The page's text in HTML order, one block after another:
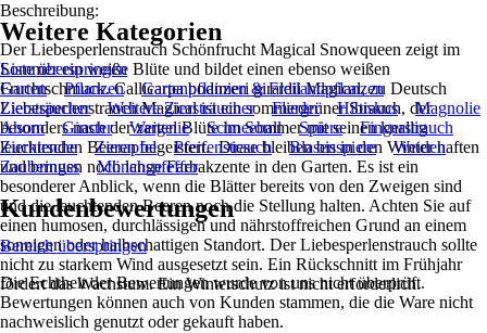
Beschreibung:
Der Liebesperlenstrauch Schönfrucht Magical Snowqueen zeigt im
Sommer ein weiße Blüte und bildet einen ebenso weißen
Fruchtschmuck. Callicarpa bodinieri giraldii Magical, zu Deutsch
Liebesperlenstrauch Magical ist ein sommergrüner Strauch, der
besonders nach der zarten Blüte im Sommer mit seinen knallig
leuchtenden Beeren begeistert. Diese bleiben bis in den Winter haften
und bringen noch lange Farbakzente in den Garten. Es ist ein
besonderer Anblick, wenn die Blätter bereits von den Zweigen sind
und die leuchtenden Beeren noch die Stellung halten. Achten Sie auf
einen humosen, durchlässigen und nährstoffreichen Grund an einem
sonnigen oder halbschattigen Standort. Der Liebesperlenstrauch sollte
nicht zu starkem Wind ausgesetzt sein. Ein Rückschnitt im Frühjahr
fördert das Wachstum. Ein Winterschutz ist nicht erforderlich.
Weitere Kategorien
Liste überspringen
Garten
Pflanzen
Gartenpflanzen & Freilandpflanzen
Ziersträucher
Weitere Ziersträucher Flieder Hibiskus
Magnolie
Ahorn
Ginster Weigelie Schneeball Spiere
Fingerstrauch
Zierkirsche
Zierapfel Pfeifenstrauch Blasenspiere
Weiden
Zaubernuss
Mönchspfeffer
Kundenbewertungen
Bereich überspringen
Die Echtheit der Bewertungen wurde von uns nicht überprüft.
Bewertungen können auch von Kunden stammen, die die Ware nicht
nachweislich genutzt oder gekauft haben.